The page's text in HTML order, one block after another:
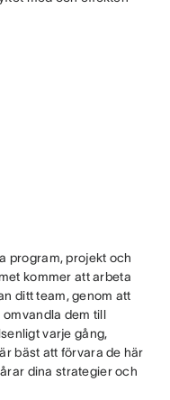
program, projekt och
kommer att arbeta
ditt team, genom att
dem till
varje gång,
bäst att förvara de här
dina strategier och